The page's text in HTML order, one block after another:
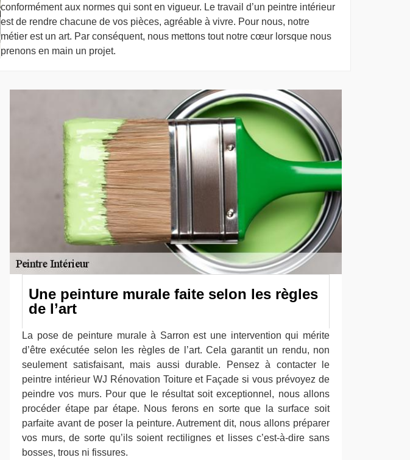
conformément aux normes qui sont en vigueur. Le travail d’un peintre intérieur
est de rendre chacune de vos pièces, agréable à vivre. Pour nous, notre
métier est un art. Par conséquent, nous mettons tout notre cœur lorsque nous
prenons en main un projet.
Une peinture murale faite selon les règles
de l’art
La pose de peinture murale à Sarron est une intervention qui mérite
d’être exécutée selon les règles de l’art. Cela garantit un rendu, non
seulement satisfaisant, mais aussi durable. Pensez à contacter le
peintre intérieur WJ Rénovation Toiture et Façade si vous prévoyez de
peindre vos murs. Pour que le résultat soit exceptionnel, nous allons
procéder étape par étape. Nous ferons en sorte que la surface soit
parfaite avant de poser la peinture. Autrement dit, nous allons préparer
vos murs, de sorte qu’ils soient rectilignes et lisses c’est-à-dire sans
bosses, trous ni fissures.